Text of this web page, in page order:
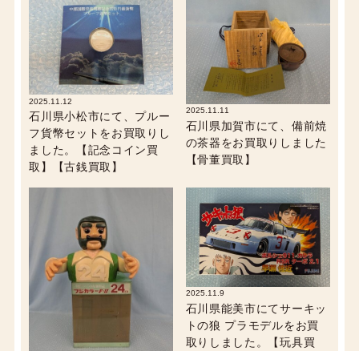
2025.11.12
石川県小松市にて、プルー
フ貨幣セットをお買取りし
ました。【記念コイン買
取】【古銭買取】
2025.11.11
石川県加賀市にて、備前焼
の茶器をお買取りしました
【骨董買取】
2025.11.9
石川県能美市にてサーキッ
トの狼 プラモデルをお買
取りしました。【玩具買